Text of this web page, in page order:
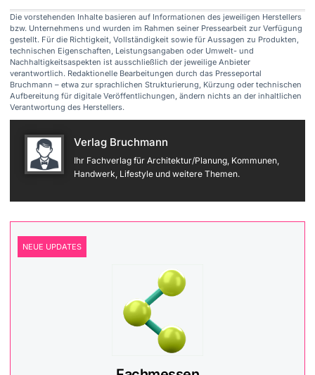
Die vorstehenden Inhalte basieren auf Informationen des jeweiligen Herstellers
bzw. Unternehmens und wurden im Rahmen seiner Pressearbeit zur Verfügung
gestellt. Für die Richtigkeit, Vollständigkeit sowie für Aussagen zu Produkten,
technischen Eigenschaften, Leistungsangaben oder Umwelt- und
Nachhaltigkeitsaspekten ist ausschließlich der jeweilige Anbieter
verantwortlich. Redaktionelle Bearbeitungen durch das Presseportal
Bruchmann – etwa zur sprachlichen Strukturierung, Kürzung oder technischen
Aufbereitung für digitale Veröffentlichungen, ändern nichts an der inhaltlichen
Verantwortung des Herstellers.
Verlag Bruchmann
Ihr Fachverlag für Architektur/Planung, Kommunen,
Handwerk, Lifestyle und weitere Themen.
NEUE UPDATES